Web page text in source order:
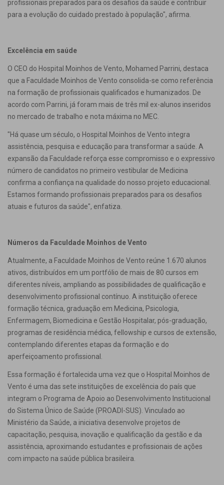
profissionais preparados para os desafios da saúde e contribuir
para a evolução do cuidado prestado à população", afirma.
Excelência em saúde
O CEO do Hospital Moinhos de Vento, Mohamed Parrini, destaca
que a Faculdade Moinhos de Vento consolida-se como referência
na formação de profissionais qualificados e humanizados. De
acordo com Parrini, já foram mais de três mil ex-alunos inseridos
no mercado de trabalho e nota máxima no MEC.
"Há quase um século, o Hospital Moinhos de Vento integra
assistência, pesquisa e educação para transformar a saúde. A
expansão da Faculdade reforça esse compromisso e o expressivo
número de candidatos no primeiro vestibular de Medicina
confirma a confiança na qualidade do nosso projeto educacional.
Estamos formando profissionais preparados para os desafios
atuais e futuros da saúde", enfatiza.
Números da Faculdade Moinhos de Vento
Atualmente, a Faculdade Moinhos de Vento reúne 1.670 alunos
ativos, distribuídos em um portfólio de mais de 80 cursos em
diferentes níveis, ampliando as possibilidades de qualificação e
desenvolvimento profissional contínuo. A instituição oferece
formação técnica, graduação em Medicina, Psicologia,
Enfermagem, Biomedicina e Gestão Hospitalar, pós-graduação,
programas de residência médica, fellowship e cursos de extensão,
contemplando diferentes etapas da formação e do
aperfeiçoamento profissional.
Essa formação é fortalecida uma vez que o Hospital Moinhos de
Vento é uma das sete instituições de excelência do país que
integram o Programa de Apoio ao Desenvolvimento Institucional
do Sistema Único de Saúde (PROADI-SUS). Vinculado ao
Ministério da Saúde, a iniciativa desenvolve projetos de
capacitação, pesquisa, inovação e qualificação da gestão e da
assistência, aproximando estudantes e profissionais de ações
com impacto na saúde pública brasileira.